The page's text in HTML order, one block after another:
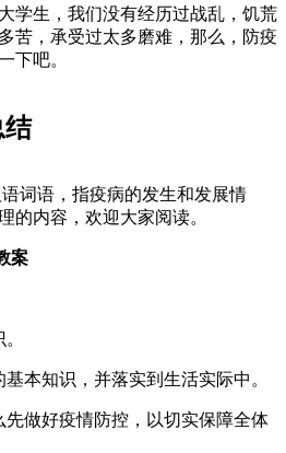
学生，我们没有经历过战乱，饥荒
苦，承受过太多磨难，那么，防疫
下吧。
结
语词语，指疫病的发生和发展情
的内容，欢迎大家阅读。
案
本知识，并落实到生活实际中。
做好疫情防控，以切实保障全体